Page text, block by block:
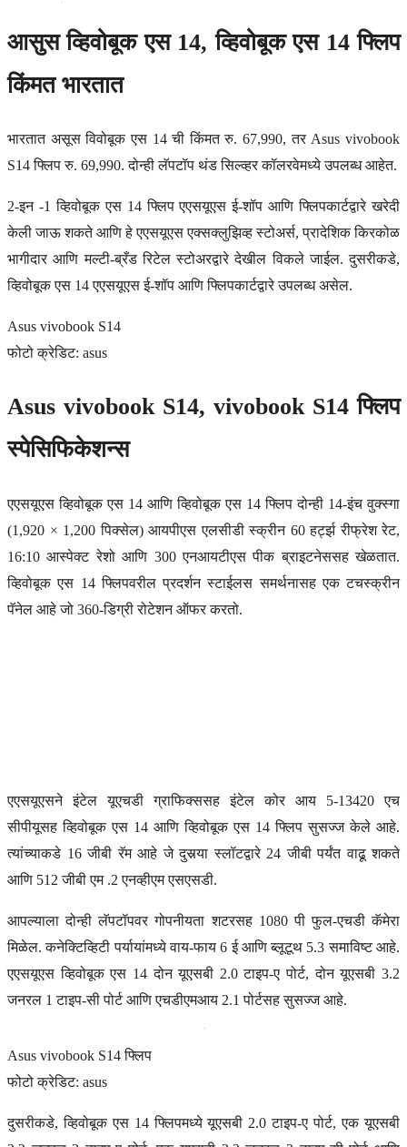
आसुस व्हिवोबूक एस 14, व्हिवोबूक एस 14 फ्लिप
किंमत भारतात
भारतात असूस विवोबूक एस 14 ची किंमत रु. 67,990, तर Asus vivobook
S14 फ्लिप रु. 69,990. दोन्ही लॅपटॉप थंड सिल्व्हर कॉलरवेमध्ये उपलब्ध आहेत.
2-इन -1 व्हिवोबूक एस 14 फ्लिप एएसयूएस ई-शॉप आणि फ्लिपकार्टद्वारे खरेदी
केली जाऊ शकते आणि हे एएसयूएस एक्सक्लुझिव्ह स्टोअर्स, प्रादेशिक किरकोळ
भागीदार आणि मल्टी-ब्रँड रिटेल स्टोअरद्वारे देखील विकले जाईल. दुसरीकडे,
व्हिवोबूक एस 14 एएसयूएस ई-शॉप आणि फ्लिपकार्टद्वारे उपलब्ध असेल.
Asus vivobook S14
फोटो क्रेडिट: asus
Asus vivobook S14, vivobook S14 फ्लिप
स्पेसिफिकेशन्स
एएसयूएस व्हिवोबूक एस 14 आणि व्हिवोबूक एस 14 फ्लिप दोन्ही 14-इंच वुक्स्गा
(1,920 × 1,200 पिक्सेल) आयपीएस एलसीडी स्क्रीन 60 हर्ट्झ रीफ्रेश रेट,
16:10 आस्पेक्ट रेशो आणि 300 एनआयटीएस पीक ब्राइटनेससह खेळतात.
व्हिवोबूक एस 14 फ्लिपवरील प्रदर्शन स्टाईलस समर्थनासह एक टचस्क्रीन
पॅनेल आहे जो 360-डिग्री रोटेशन ऑफर करतो.
एएसयूएसने इंटेल यूएचडी ग्राफिक्ससह इंटेल कोर आय 5-13420 एच
सीपीयूसह व्हिवोबूक एस 14 आणि व्हिवोबूक एस 14 फ्लिप सुसज्ज केले आहे.
त्यांच्याकडे 16 जीबी रॅम आहे जे दुसर्‍या स्लॉटद्वारे 24 जीबी पर्यंत वाढू शकते
आणि 512 जीबी एम .2 एनव्हीएम एसएसडी.
आपल्याला दोन्ही लॅपटॉपवर गोपनीयता शटरसह 1080 पी फुल-एचडी कॅमेरा
मिळेल. कनेक्टिव्हिटी पर्यायांमध्ये वाय-फाय 6 ई आणि ब्लूटूथ 5.3 समाविष्ट आहे.
एएसयूएस व्हिवोबूक एस 14 दोन यूएसबी 2.0 टाइप-ए पोर्ट, दोन यूएसबी 3.2
जनरल 1 टाइप-सी पोर्ट आणि एचडीएमआय 2.1 पोर्टसह सुसज्ज आहे.
Asus vivobook S14 फ्लिप
फोटो क्रेडिट: asus
दुसरीकडे, व्हिवोबूक एस 14 फ्लिपमध्ये यूएसबी 2.0 टाइप-ए पोर्ट, एक यूएसबी